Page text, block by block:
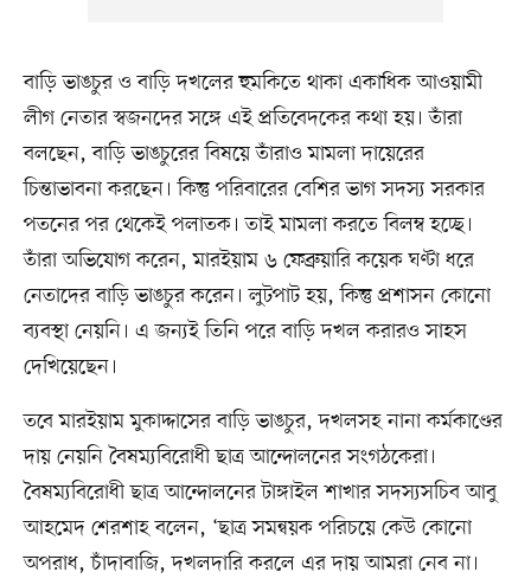
বাড়ি ভাঙচুর ও বাড়ি দখলের হুমকিতে থাকা একাধিক আওয়ামী
লীগ নেতার স্বজনদের সঙ্গে এই প্রতিবেদকের কথা হয়। তাঁরা
বলছেন, বাড়ি ভাঙচুরের বিষয়ে তাঁরাও মামলা দায়েরের
চিন্তাভাবনা করছেন। কিন্তু পরিবারের বেশির ভাগ সদস্য সরকার
পতনের পর থেকেই পলাতক। তাই মামলা করতে বিলম্ব হচ্ছে।
তাঁরা অভিযোগ করেন, মারইয়াম ৬ ফেব্রুয়ারি কয়েক ঘণ্টা ধরে
নেতাদের বাড়ি ভাঙচুর করেন। লুটপাট হয়, কিন্তু প্রশাসন কোনো
ব্যবস্থা নেয়নি। এ জন্যই তিনি পরে বাড়ি দখল করারও সাহস
দেখিয়েছেন।
তবে মারইয়াম মুকাদ্দাসের বাড়ি ভাঙচুর, দখলসহ নানা কর্মকাণ্ডের
দায় নেয়নি বৈষম্যবিরোধী ছাত্র আন্দোলনের সংগঠকেরা।
বৈষম্যবিরোধী ছাত্র আন্দোলনের টাঙ্গাইল শাখার সদস্যসচিব আবু
আহমেদ শেরশাহ বলেন, ‘ছাত্র সমন্বয়ক পরিচয়ে কেউ কোনো
অপরাধ, চাঁদাবাজি, দখলদারি করলে এর দায় আমরা নেব না।